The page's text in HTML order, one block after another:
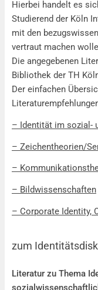
Hierbei handelt es
Studierend der Köln
mit den
vertraut machen
Die angegebenen
Bibliothek der TH
Der einfachen
– Identität im sozial-
– Zeichentheorien/
–
– Bildwissenschaften
– Corporate Identity,
zum
zum
Literatur zu Thema